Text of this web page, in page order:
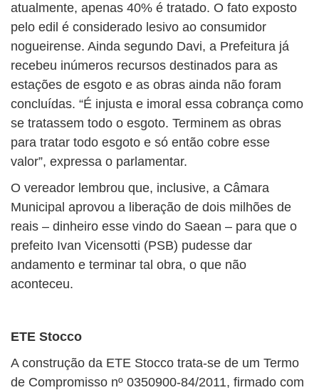
atualmente, apenas 40% é tratado. O fato exposto
pelo edil é considerado lesivo ao consumidor
nogueirense. Ainda segundo Davi, a Prefeitura já
recebeu inúmeros recursos destinados para as
estações de esgoto e as obras ainda não foram
concluídas. “É injusta e imoral essa cobrança como
se tratassem todo o esgoto. Terminem as obras
para tratar todo esgoto e só então cobre esse
valor”, expressa o parlamentar.
O vereador lembrou que, inclusive, a Câmara
Municipal aprovou a liberação de dois milhões de
reais – dinheiro esse vindo do Saean – para que o
prefeito Ivan Vicensotti (PSB) pudesse dar
andamento e terminar tal obra, o que não
aconteceu.
ETE Stocco
A construção da ETE Stocco trata-se de um Termo
de Compromisso nº 0350900-84/2011, firmado com